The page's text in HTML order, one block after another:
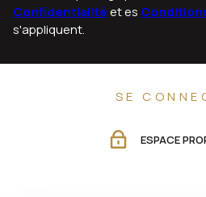
Confidentialitéet es
s'appliquent.
SE
ESPACE